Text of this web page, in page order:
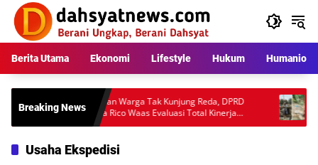
Langsung
konten
Berita Utama Ekonomi Lifestyle Hukum Humaniora
Breaking NewsKeluhan Warga Tak Kunjung Reda, DPRD
Minta Rico Waas Evaluasi Total Kinerja
Dishub Medan
Tuai
Audit
Usaha Ekspedisi